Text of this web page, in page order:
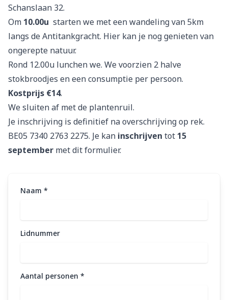
Schanslaan 32.
Om 10.00u starten we met een wandeling van 5km
langs de Antitankgracht. Hier kan je nog genieten van
ongerepte natuur.
Rond 12.00u lunchen we. We voorzien 2 halve
stokbroodjes en een consumptie per persoon.
Kostprijs €14.
We sluiten af met de plantenruil.
Je inschrijving is definitief na overschrijving op rek.
BE05 7340 2763 2275. Je kan inschrijven tot 15
september met dit formulier.
Naam *
Lidnummer
Aantal personen *